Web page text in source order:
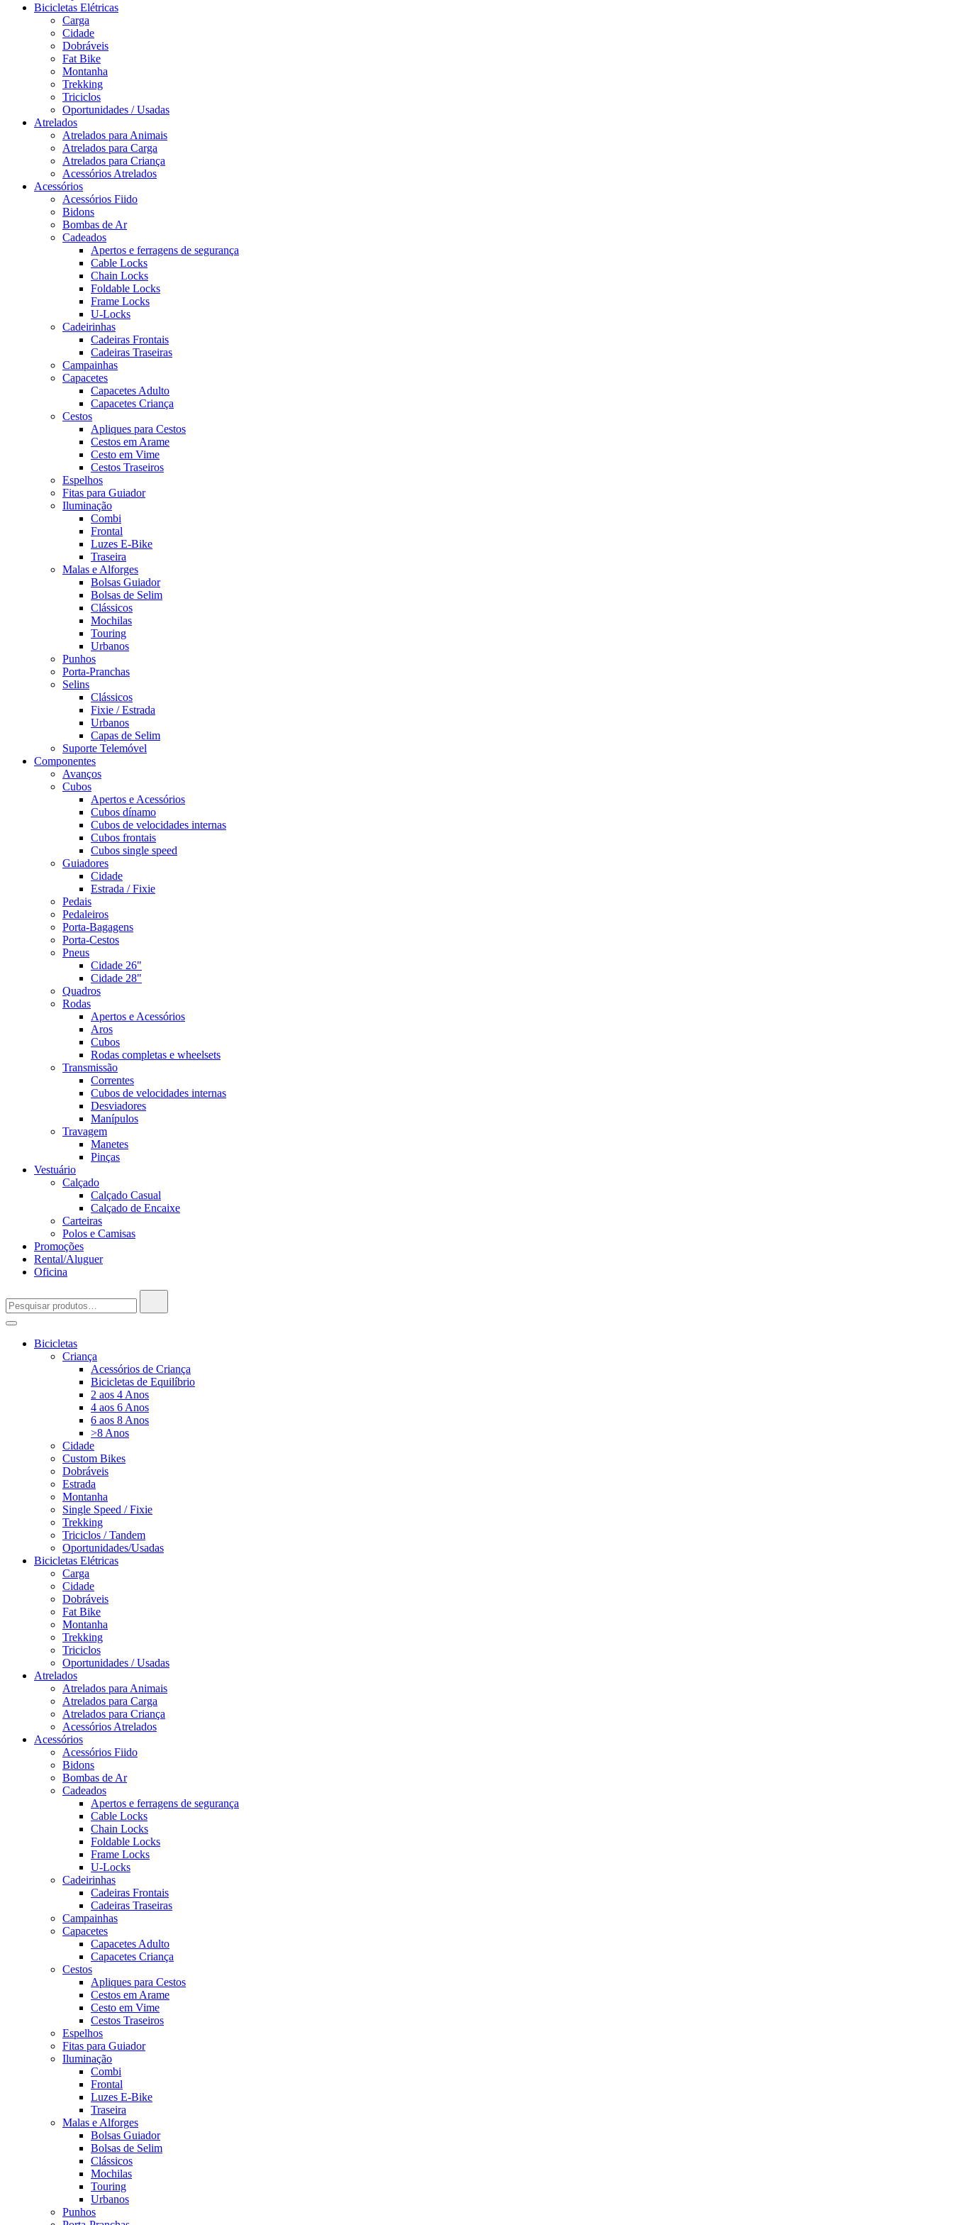
Bicicletas Elétricas
Carga
Cidade
Dobráveis
Fat Bike
Montanha
Trekking
Triciclos
Oportunidades / Usadas
Atrelados
Atrelados para Animais
Atrelados para Carga
Atrelados para Criança
Acessórios Atrelados
Acessórios
Acessórios Fiido
Bidons
Bombas de Ar
Cadeados
Apertos e ferragens de segurança
Cable Locks
Chain Locks
Foldable Locks
Frame Locks
U-Locks
Cadeirinhas
Cadeiras Frontais
Cadeiras Traseiras
Campainhas
Capacetes
Capacetes Adulto
Capacetes Criança
Cestos
Apliques para Cestos
Cestos em Arame
Cesto em Vime
Cestos Traseiros
Espelhos
Fitas para Guiador
Iluminação
Combi
Frontal
Luzes E-Bike
Traseira
Malas e Alforges
Bolsas Guiador
Bolsas de Selim
Clássicos
Mochilas
Touring
Urbanos
Punhos
Porta-Pranchas
Selins
Clássicos
Fixie / Estrada
Urbanos
Capas de Selim
Suporte Telemóvel
Componentes
Avanços
Cubos
Apertos e Acessórios
Cubos dínamo
Cubos de velocidades internas
Cubos frontais
Cubos single speed
Guiadores
Cidade
Estrada / Fixie
Pedais
Pedaleiros
Porta-Bagagens
Porta-Cestos
Pneus
Cidade 26"
Cidade 28"
Quadros
Rodas
Apertos e Acessórios
Aros
Cubos
Rodas completas e wheelsets
Transmissão
Correntes
Cubos de velocidades internas
Desviadores
Manípulos
Travagem
Manetes
Pinças
Vestuário
Calçado
Calçado Casual
Calçado de Encaixe
Carteiras
Polos e Camisas
Promoções
Rental/Aluguer
Oficina
por:
Bicicletas
Criança
Acessórios de Criança
Bicicletas de Equilíbrio
2 aos 4 Anos
4 aos 6 Anos
6 aos 8 Anos
>8 Anos
Cidade
Custom Bikes
Dobráveis
Estrada
Montanha
Single Speed / Fixie
Trekking
Triciclos / Tandem
Oportunidades/Usadas
Bicicletas Elétricas
Carga
Cidade
Dobráveis
Fat Bike
Montanha
Trekking
Triciclos
Oportunidades / Usadas
Atrelados
Atrelados para Animais
Atrelados para Carga
Atrelados para Criança
Acessórios Atrelados
Acessórios
Acessórios Fiido
Bidons
Bombas de Ar
Cadeados
Apertos e ferragens de segurança
Cable Locks
Chain Locks
Foldable Locks
Frame Locks
U-Locks
Cadeirinhas
Cadeiras Frontais
Cadeiras Traseiras
Campainhas
Capacetes
Capacetes Adulto
Capacetes Criança
Cestos
Apliques para Cestos
Cestos em Arame
Cesto em Vime
Cestos Traseiros
Espelhos
Fitas para Guiador
Iluminação
Combi
Frontal
Luzes E-Bike
Traseira
Malas e Alforges
Bolsas Guiador
Bolsas de Selim
Clássicos
Mochilas
Touring
Urbanos
Punhos